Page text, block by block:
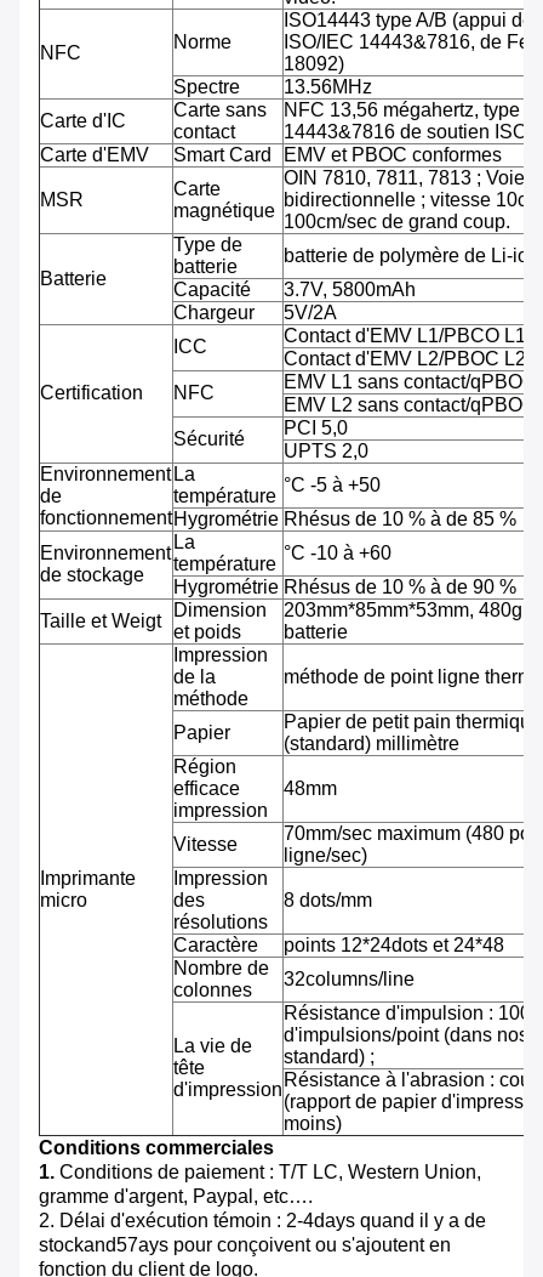
NFC
Norme
ISO14443 type A/B (appui de
ISO/IEC 14443&7816, de
18092)
Spectre
13.56MHz
Carte d'IC
Carte sans
contact
NFC 13,56 mégahertz, type
14443&7816 de soutien ISO/
Carte d'EMV
Smart Card EMV et PBOC conformes
MSR
Carte
magnétique
OIN 7810, 7811, 7813 ; Voie
bidirectionnelle ; vitesse
100cm/sec de grand coup.
Batterie
Type de
batterie
batterie de polymère de Li-ion
Capacité
3.7V, 5800mAh
Chargeur
5V/2A
Certification
ICC
Contact d'EMV L1/PBCO L1
Contact d'EMV L2/PBOC L2
NFC
EMV L1 sans contact/qPBOC
EMV L2 sans contact/qPBOC
Sécurité
PCI 5,0
UPTS 2,0
Environnement
de
fonctionnement
La
température
°C -5 à +50
Hygrométrie Rhésus de 10 % à de 85 %
Environnement
de stockage
La
température
°C -10 à +60
Hygrométrie Rhésus de 10 % à de 90 %
Taille et Weigt
Dimension
et poids
203mm*85mm*53mm, 480g
batterie
Imprimante
micro
Impression
de la
méthode
méthode de point ligne
Papier
Papier de petit pain
(standard) millimètre
Région
efficace
impression
48mm
Vitesse
70mm/sec maximum (480
ligne/sec)
Impression
des
résolutions
8 dots/mm
Caractère
points 12*24dots et 24*48
Nombre de
colonnes
32columns/line
La vie de
tête
d'impression
Résistance d'impulsion : 100
d'impulsions/point (dans nos
standard) ;
Résistance à l'abrasion :
(rapport de papier
moins)
Conditions commerciales
1. Conditions de paiement : T/T LC, Western Union,
gramme d'argent, Paypal, etc….
2. Délai d'exécution témoin : 2-4days quand il y a de
stockand57ays pour conçoivent ou s'ajoutent en
fonction du client de logo.